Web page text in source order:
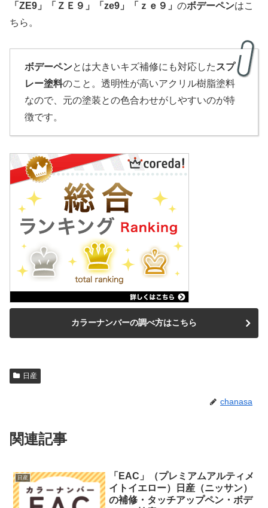
「 ZE9 」 「 ＺＥ９」「ze9」「ｚｅ９」 のボデーペンはこ
ちら。
ボデーペンとは大きいキズ補修にも対応した スプ
レー塗料のこと。透明性が高いアクリル樹脂塗料
なので、元の塗装との色合わせがしやすいのが特
徴です。
カラーナンバーの調べ方はこちら
日産
chanasa
関連記事
日産
「EAC」（プレミアムアルティメ
イトイエロー）日産（ニッサン）
の補修・タッチアップペン・ボデ